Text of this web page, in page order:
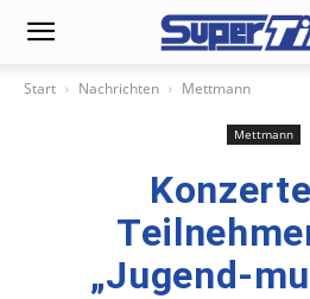
Start Nachrichten Mettmann
Mettmann
„Jugend-